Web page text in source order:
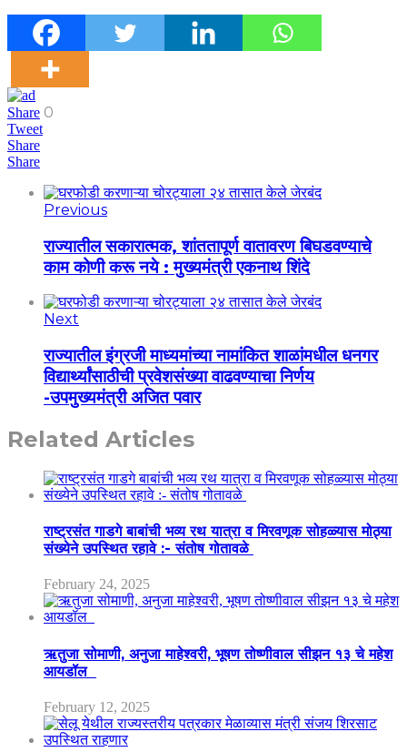
Share 0
Tweet
Share
Share
Previous
राज्यातील सकारात्मक, शांततापूर्ण वातावरण बिघडवण्याचे
काम कोणी करू नये : मुख्यमंत्री एकनाथ शिंदे
Next
राज्यातील इंग्रजी माध्यमांच्या नामांकित शाळांमधील धनगर
विद्यार्थ्यांसाठीची प्रवेशसंख्या वाढवण्याचा निर्णय
-उपमुख्यमंत्री अजित पवार
Related Articles
राष्ट्रसंत गाडगे बाबांची भव्य रथ यात्रा व मिरवणूक सोहळ्यास मोठ्या
संख्येने उपस्थित रहावे :- संतोष गोतावळे
February 24, 2025
ऋतुजा सोमाणी, अनुजा माहेश्वरी, भूषण तोष्णीवाल सीझन १३ चे महेश
आयडॉल
February 12, 2025